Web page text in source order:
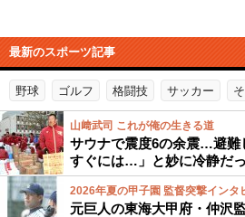
最新のスポーツ記事
野球 ゴルフ 格闘技 サッカー
山﨑武司 これが俺の生きる道
サウナで震度6の余震…避難
すぐには…」と妙に冷静だ
2026年夏の甲子園 監督突撃インタ
元巨人の東海大甲府・仲沢